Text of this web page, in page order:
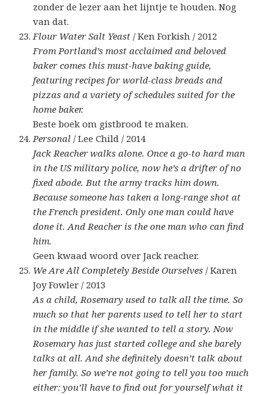
zonder de lezer aan het lijntje te houden. Nog
van dat.
Flour Water Salt Yeast / Ken Forkish / 2012
From Portland’s most acclaimed and beloved
baker comes this must-have baking guide,
featuring recipes for world-class breads and
pizzas and a variety of schedules suited for the
home baker.
Beste boek om gistbrood te maken.
Personal / Lee Child / 2014
Jack Reacher walks alone. Once a go-to hard man
in the US military police, now he’s a drifter of no
fixed abode. But the army tracks him down.
Because someone has taken a long-range shot at
the French president. Only one man could have
done it. And Reacher is the one man who can find
him.
Geen kwaad woord over Jack reacher.
We Are All Completely Beside Ourselves / Karen
Joy Fowler / 2013
As a child, Rosemary used to talk all the time. So
much so that her parents used to tell her to start
in the middle if she wanted to tell a story. Now
Rosemary has just started college and she barely
talks at all. And she definitely doesn’t talk about
her family. So we’re not going to tell you too much
either: you’ll have to find out for yourself what it